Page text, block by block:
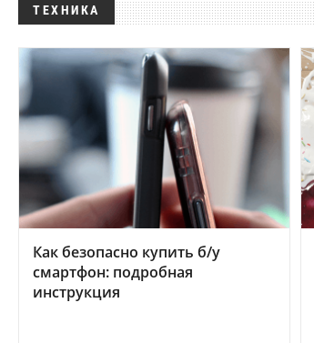
ТЕХНИКА
Как безопасно купить б/у
смартфон: подробная
инструкция